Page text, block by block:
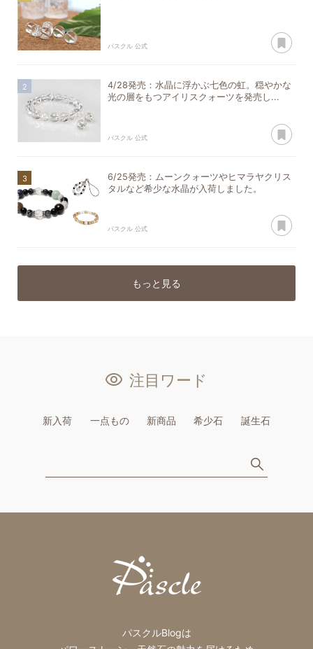
パスクル 公式
4/28発売：水晶に浮かぶ七色の虹。穏やかな
光の層をもつアイリスクォーツを発売し...
パスクル 公式
6/25発売：ムーンクォーツやヒマラヤクリス
タルなど希少な水晶が入荷しました。
パスクル 公式
もっと見る
注目ワード
新入荷 一点もの 新商品 希少石 誕生石
パスクルBlogは